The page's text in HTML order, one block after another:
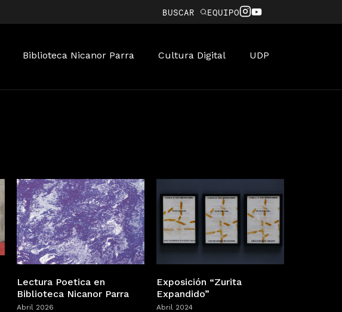
BUSCAR EQUIPO
Biblioteca Nicanor Parra Cultura Digital UDP
Lectura Poetica en
Biblioteca Nicanor Parra
Abril 2026
Exposición “Zurita
Expandido”
Abril 2024